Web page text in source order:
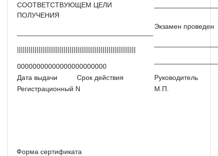
СООТВЕТСТВУЮЩЕМ ЦЕЛИ
ПОЛУЧЕНИЯ
|||||||||||||||||||||||||||||||||||||||||||||||||||||||||||||
00000000000000000000000
Экзамен проведен
Дата выдачи Срок действия
Руководитель
Регистрационный N
М.П.
Форма сертификата